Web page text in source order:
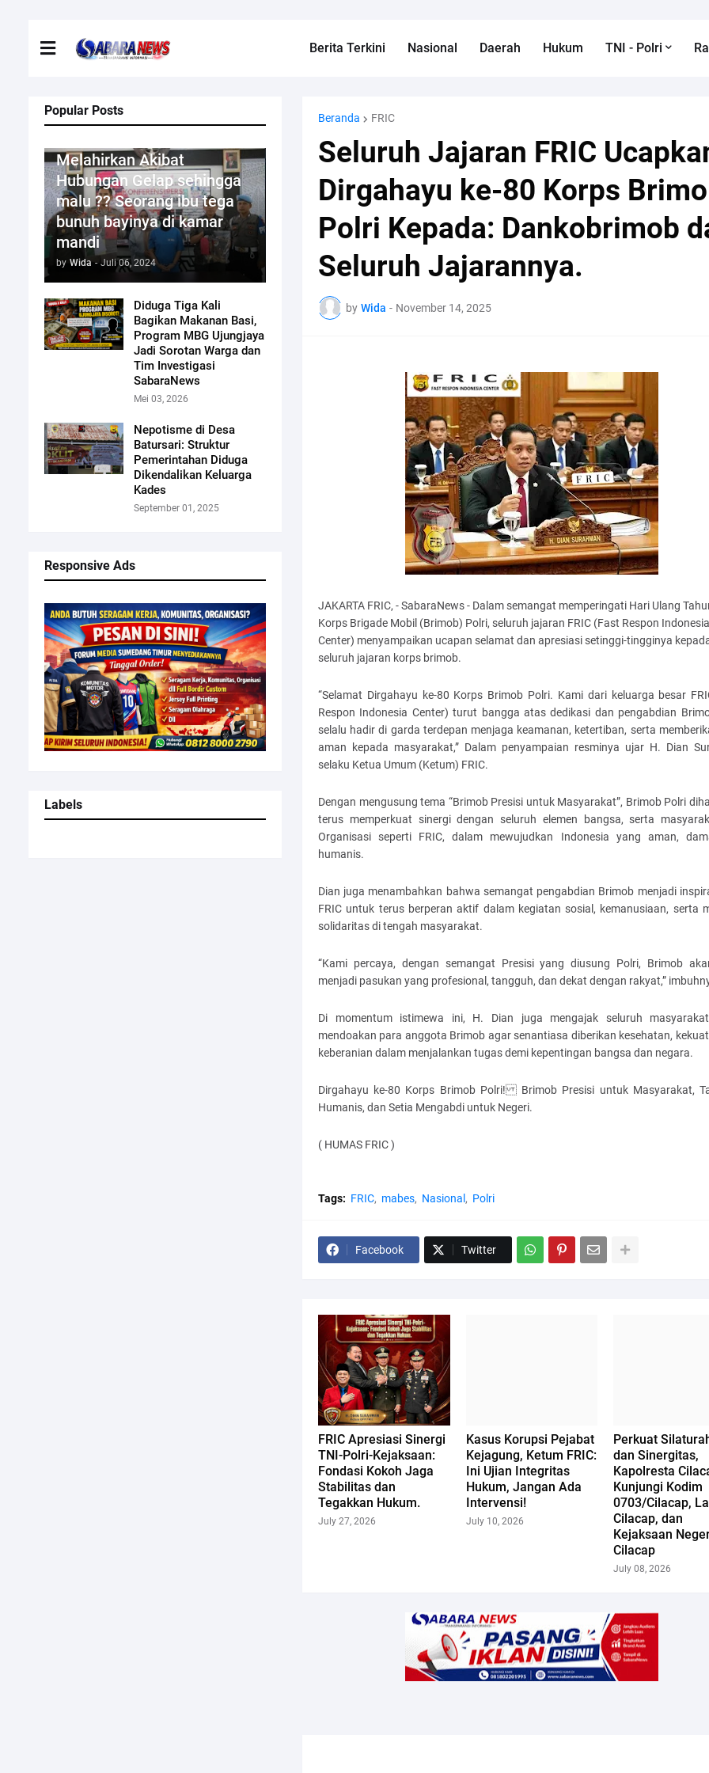
Berita Terkini Nasional Daerah Hukum TNI - Polri
Popular Posts
Melahirkan Akibat
Hubungan Gelap sehingga
malu ?? Seorang ibu tega
bunuh bayinya di kamar
mandi
by Wida - Juli 06, 2024
Diduga Tiga Kali
Bagikan Makanan Basi,
Program MBG Ujungjaya
Jadi Sorotan Warga dan
Tim Investigasi
SabaraNews
Mei 03, 2026
Nepotisme di Desa
Batursari: Struktur
Pemerintahan Diduga
Dikendalikan Keluarga
Kades
September 01, 2025
Responsive Ads
Labels
Beranda FRIC
Seluruh Jajaran FRIC
Dirgahayu ke-80 Korps
Polri Kepada: Dankobrimob
Seluruh Jajarannya.
by Wida - November 14, 2025
JAKARTA FRIC, - SabaraNews - Dalam semangat memperingati Hari Ulang
Korps Brigade Mobil (Brimob) Polri, seluruh jajaran FRIC (Fast Respon Indonesia
Center) menyampaikan ucapan selamat dan apresiasi setinggi-tingginya
seluruh jajaran korps brimob.
“Selamat Dirgahayu ke-80 Korps Brimob Polri. Kami dari keluarga besar
Respon Indonesia Center) turut bangga atas dedikasi dan pengabdian
selalu hadir di garda terdepan menjaga keamanan, ketertiban, serta
aman kepada masyarakat,” Dalam penyampaian resminya ujar H. Dian
selaku Ketua Umum (Ketum) FRIC.
Dengan mengusung tema “Brimob Presisi untuk Masyarakat”, Brimob Polri
terus memperkuat sinergi dengan seluruh elemen bangsa, serta
Organisasi seperti FRIC, dalam mewujudkan Indonesia yang aman,
humanis.
Dian juga menambahkan bahwa semangat pengabdian Brimob menjadi
FRIC untuk terus berperan aktif dalam kegiatan sosial, kemanusiaan, serta
solidaritas di tengah masyarakat.
“Kami percaya, dengan semangat Presisi yang diusung Polri, Brimob
menjadi pasukan yang profesional, tangguh, dan dekat dengan rakyat,”
Di momentum istimewa ini, H. Dian juga mengajak seluruh
mendoakan para anggota Brimob agar senantiasa diberikan kesehatan,
keberanian dalam menjalankan tugas demi kepentingan bangsa dan negara.
Dirgahayu ke-80 Korps Brimob Polri! Brimob Presisi untuk Masyarakat,
Humanis, dan Setia Mengabdi untuk Negeri.
( HUMAS FRIC )
Tags: FRIC mabes Nasional Polri
Facebook Twitter
FRIC Apresiasi Sinergi
TNI-Polri-Kejaksaan:
Fondasi Kokoh Jaga
Stabilitas dan
Tegakkan Hukum.
July 27, 2026
Kasus Korupsi Pejabat
Kejagung, Ketum FRIC:
Ini Ujian Integritas
Hukum, Jangan Ada
Intervensi!
July 10, 2026
Perkuat
dan Sinergitas,
Kapolresta
Kunjungi Kodim
0703/Cilacap,
Cilacap, dan
Kejaksaan
Cilacap
July 08, 2026